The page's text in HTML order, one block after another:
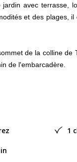
avec terrasse,
et des plages,
de la colline de
de l'embarcadère.
loué jusqu'en
4.5%.
1